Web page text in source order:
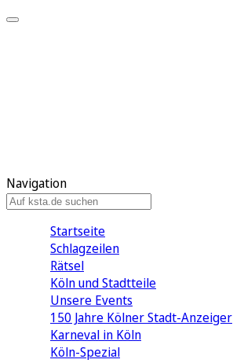
Navigation
Startseite
Schlagzeilen
Rätsel
Köln und Stadtteile
Unsere Events
150 Jahre Kölner Stadt-Anzeiger
Karneval in Köln
Köln-Spezial